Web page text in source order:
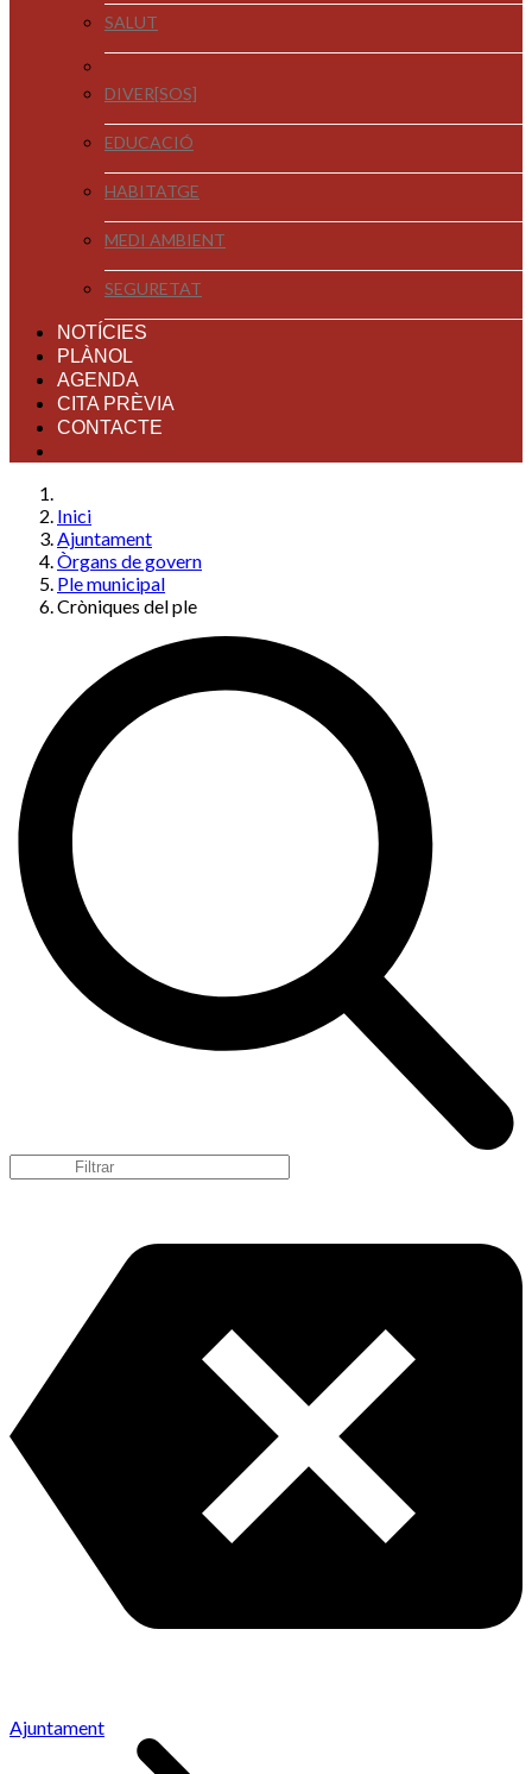
SALUT
DIVER[SOS]
EDUCACIÓ
HABITATGE
MEDI AMBIENT
SEGURETAT
NOTÍCIES
PLÀNOL
AGENDA
CITA PRÈVIA
CONTACTE
Inici
Ajuntament
Òrgans de govern
Ple municipal
Cròniques del ple
Ajuntament